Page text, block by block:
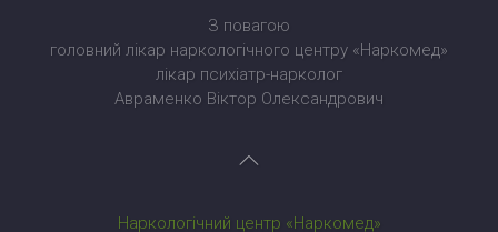
З повагою
головний лікар наркологічного центру «Наркомед»
лікар психіатр-нарколог
Авраменко Віктор Олександрович
Наркологічний центр «Наркомед»